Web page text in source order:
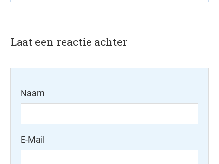
Laat een reactie achter
Naam
E-Mail